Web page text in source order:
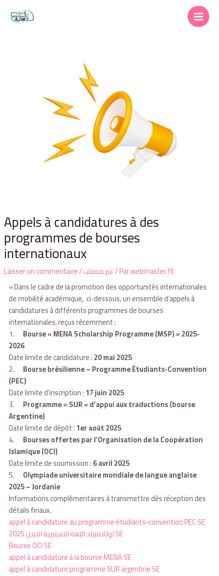
Appels à candidatures à des
programmes de bourses
internationaux
Laisser un commentaire/غير مصنف/ Parwebmaster.fll
« Dans le cadre de la promotion des opportunités internationales
de mobilité académique, ci-dessous, un ensemble d’appels à
candidatures à différents programmes de bourses
internationales, reçus récemment :
1. Bourse « MENA Scholarship Programme (MSP) » 2025-
2026
Date limite de candidature :20 mai 2025
2. Bourse brésilienne – Programme Étudiants-Convention
(PEC)
Date limite d’inscription :17 juin 2025
3. Programme « SUR » d’appui aux traductions (bourse
Argentine)
Date limite de dépôt :1er août 2025
4. Bourses offertes par l’Organisation de la Coopération
Islamique (OCI)
Date limite de soumission :6 avril 2025
5. Olympiade universitaire mondiale de langue anglaise
2025 – Jordanie
Informations complémentaires à transmettre dès réception des
détails finaux.
appel à candidature au programme étudiants-convention PEC SE
اوللامبياد اللغة الانجليزية الاردن 2025 SE
Bourse OCI SE
appel à candidature à la bourse MENA SE
appel à candidature programme SUR argentine SE